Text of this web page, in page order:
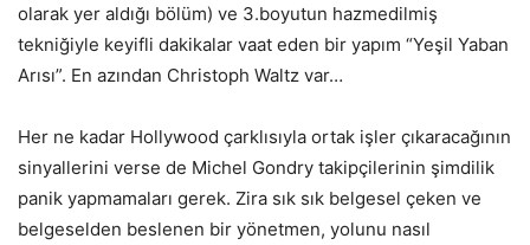
olarak yer aldığı bölüm) ve 3.boyutun hazmedilmiş
tekniğiyle keyifli dakikalar vaat eden bir yapım “Yeşil Yaban
Arısı”. En azından Christoph Waltz var…
Her ne kadar Hollywood çarklısıyla ortak işler çıkaracağının
sinyallerini verse de Michel Gondry takipçilerinin şimdilik
panik yapmamaları gerek. Zira sık sık belgesel çeken ve
belgeselden beslenen bir yönetmen, yolunu nasıl